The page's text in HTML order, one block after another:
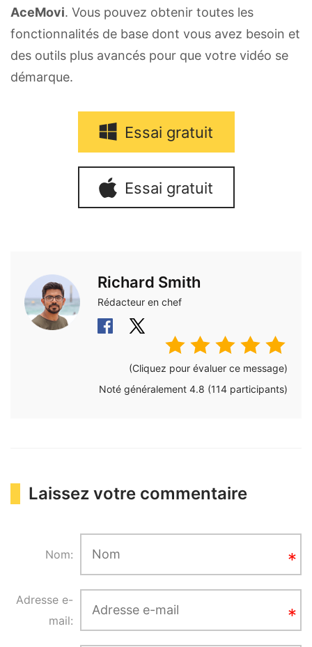
AceMovi. Vous pouvez obtenir toutes les
fonctionnalités de base dont vous avez besoin et
des outils plus avancés pour que votre vidéo se
démarque.
Essai gratuit
Essai gratuit
Richard Smith
Rédacteur en chef
(Cliquez pour évaluer ce message)
Noté généralement 4.8 (114 participants)
Laissez votre commentaire
Nom:
Adresse e-
mail: